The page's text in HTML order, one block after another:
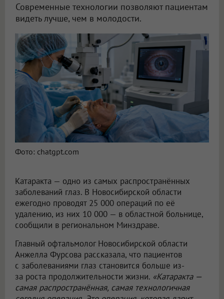
Современные технологии позволяют пациентам
видеть лучше, чем в молодости.
Фото: chatgpt.com
Катаракта — одно из самых распространённых
заболеваний глаз. В Новосибирской области
ежегодно проводят 25 000 операций по её
удалению, из них 10 000 — в областной больнице,
сообщили в региональном Минздраве.
Главный офтальмолог Новосибирской области
Анжелла Фурсова рассказала, что пациентов
с заболеваниями глаз становится больше из-
за роста продолжительности жизни. «Катаракта —
самая распространённая, самая технологичная